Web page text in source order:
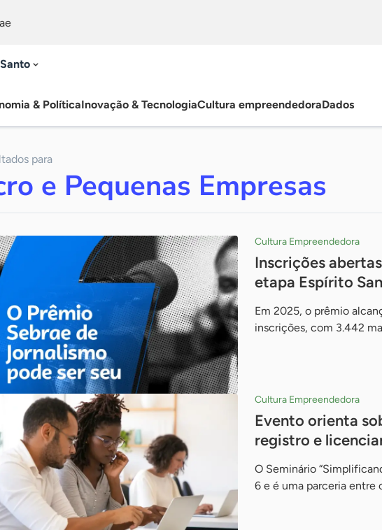
& PolíticaInovação & TecnologiaCultura empreendedoraDados
para
e Pequenas Empresas
Cultura Empreendedora
Inscrições
etapa Espírito
Em 2025, o prêmio
inscrições, com 3.442
Cultura Empreendedora
Evento orienta
registro e
O Seminário
6 e é uma parceria entre